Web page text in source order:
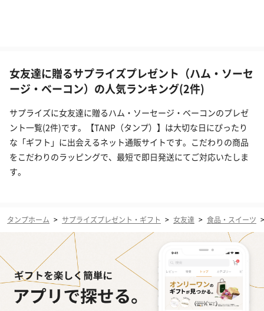
女友達に贈るサプライズプレゼント（ハム・ソーセ
ージ・ベーコン）の人気ランキング(2件)
サプライズに女友達に贈るハム・ソーセージ・ベーコンのプレゼ
ント一覧(2件)です。【TANP（タンプ）】は大切な日にぴったり
な「ギフト」に出会えるネット通販サイトです。こだわりの商品
をこだわりのラッピングで、最短で即日発送にてご対応いたしま
す。
タンプホーム > サプライズプレゼント・ギフト > 女友達 > 食品・スイーツ